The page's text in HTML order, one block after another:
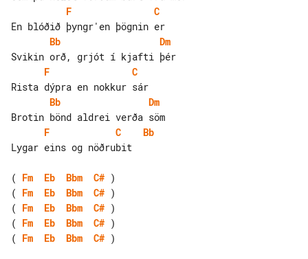
F
C
Bb
Dm
F
C
Bb
Dm
F
C
Bb
Lygar eins og nöðrubit
( Fm Eb Bbm C#
( Fm Eb Bbm C#
( Fm Eb Bbm C#
( Fm Eb Bbm C#
( Fm Eb Bbm C# )